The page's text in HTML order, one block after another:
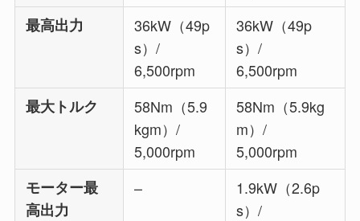
最高出力
36kW（49p
s）/
6,500rpm
36kW（49p
s）/
6,500rpm
最大トルク
58Nm（5.9
kgm）/
5,000rpm
58Nm（5.9kg
m）/
5,000rpm
モーター最
高出力
–
1.9kW（2.6p
s）/